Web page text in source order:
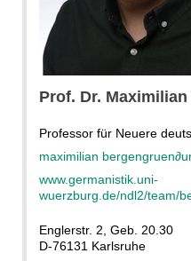
Prof. Dr.
Professor für Neuere
maximilian bergengruen∂
www.germanistik.uni-
wuerzburg.de/ndl2/team/
Englerstr. 2, Geb. 20.30
D-76131 Karlsruhe